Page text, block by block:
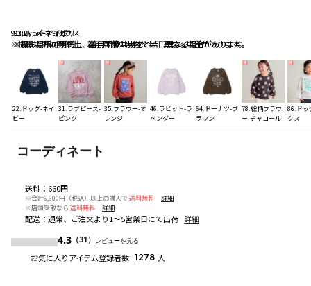
91:ローズ-アイボリー
※撮影場所の関係上、着用画像は実物と若干異なる場合があります。
92:Lyon-ネイビー
※撮影場所の関係上、着用画像は実物と若干異なる場合があります。
93:ハート-ミックス
※撮影場所の関係上、着用画像は実物と若干異なる場合があります。
22:ドッグ-ネイ
ビー
31:ラブピース-
ピンク
35:フラワー-オ
レンジ
46:ラビット-ラ
ベンダー
64:ドーナツ-ブ
ラウン
78:総柄フラワ
ー-チャコール
86:ドッ
クス
コーディネート
送料 ： 660円
※合計6,600円（税込）以上の購入で 送料無料
詳細
※店頭受取なら 送料無料 詳細
配送 ： 通常、ご注文より1～5営業日にて出荷 詳細
4.3 （31） レビューを見る
お気に入りアイテム登録者数 1278 人